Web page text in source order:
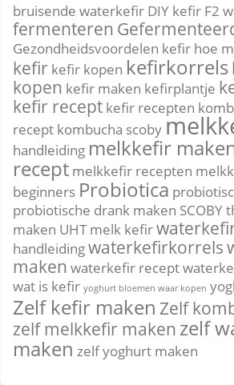
bruisende waterkefir DIY kefir F2
fermenteren
Gezondheidsvoordelen kefir hoe
kefir kefir kopen kefirkorrels
kopen kefir maken kefirplantje
kefir recept kefir recepten
recept kombucha scoby
handleiding melkkefir
recept melkkefir recepten
beginners Probiotica
probiotische drank maken SCOBY
maken UHT melk kefir
handleidingwaterkefirkorrels
maken waterkefir recept
wat is kefir yoghurt bloemen waar kopen
Zelf kefir maken Zelf
zelf melkkefir maken zelf
maken zelf yoghurt maken